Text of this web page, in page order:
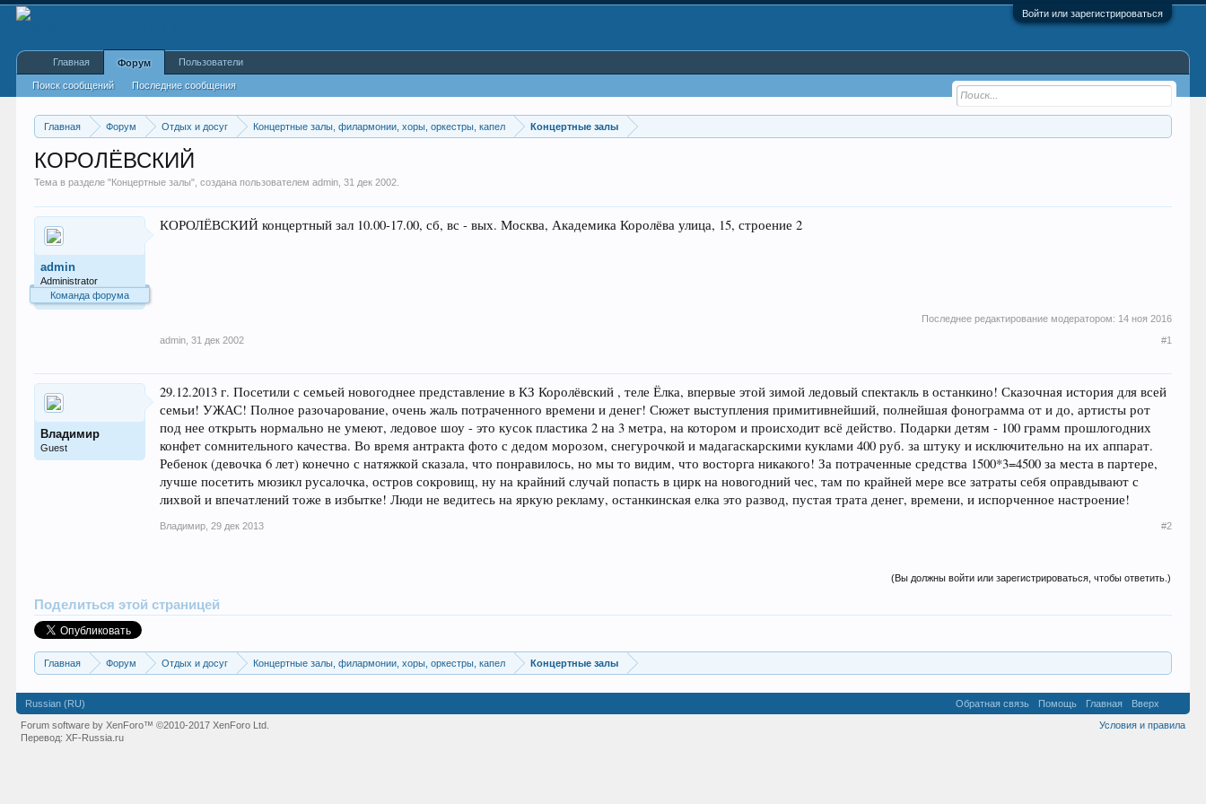
Войти или зарегистрироваться
Главная Форум Отдых и досуг Концертные залы, филармонии, хоры, оркестры, капел Концертные залы
КОРОЛЁВСКИЙ
Тема в разделе "Концертные залы", создана пользователемadmin ,31 дек 2002
admin
Administrator
Команда форума
КОРОЛЁВСКИЙ концертный зал 10.00-17.00, сб, вс - вых. Москва, Академика Королёва улица, 15, строение 2
Последнее редактирование модератором: 14 ноя 2016
admin 31 дек 2002 #1
Владимир
Guest
29.12.2013 г. Посетили с семьей новогоднее представление в КЗ Королёвский , теле Ёлка, впервые этой зимой ледовый спектакль в останкино! Сказочная история для всей
семьи! УЖАС! Полное разочарование, очень жаль потраченного времени и денег! Сюжет выступления примитивнейший, полнейшая фонограмма от и до, артисты рот
под нее открыть нормально не умеют, ледовое шоу - это кусок пластика 2 на 3 метра, на котором и происходит всё действо. Подарки детям - 100 грамм прошлогодних
конфет сомнительного качества. Во время антракта фото с дедом морозом, снегурочкой и мадагаскарскими куклами 400 руб. за штуку и исключительно на их аппарат.
Ребенок (девочка 6 лет) конечно с натяжкой сказала, что понравилось, но мы то видим, что восторга никакого! За потраченные средства 1500*3=4500 за места в партере,
лучше посетить мюзикл русалочка, остров сокровищ, ну на крайний случай попасть в цирк на новогодний чес, там по крайней мере все затраты себя оправдывают с
лихвой и впечатлений тоже в избытке! Люди не ведитесь на яркую рекламу, останкинская елка это развод, пустая трата денег, времени, и испорченное настроение!
Владимир 29 дек 2013 #2
(Вы должны войти или зарегистрироваться, чтобы ответить.)
Поделиться этой страницей
Главная Форум Отдых и досуг Концертные залы, филармонии, хоры, оркестры, капел Концертные залы
Главная Форум
Поиск сообщений Последние сообщения
Пользователи
Russian (RU) Обратная связь Помощь Главная
Вверх
Условия и правила
Forum software by XenForo™©2010-2017 XenForo Ltd.
Перевод:XF-Russia.ru